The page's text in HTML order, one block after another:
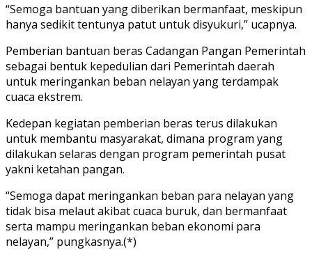
“Semoga bantuan yang diberikan bermanfaat, meskipun
hanya sedikit tentunya patut untuk disyukuri,” ucapnya.
Pemberian bantuan beras Cadangan Pangan Pemerintah
sebagai bentuk kepedulian dari Pemerintah daerah
untuk meringankan beban nelayan yang terdampak
cuaca ekstrem.
Kedepan kegiatan pemberian beras terus dilakukan
untuk membantu masyarakat, dimana program yang
dilakukan selaras dengan program pemerintah pusat
yakni ketahan pangan.
“Semoga dapat meringankan beban para nelayan yang
tidak bisa melaut akibat cuaca buruk, dan bermanfaat
serta mampu meringankan beban ekonomi para
nelayan,” pungkasnya.(*)